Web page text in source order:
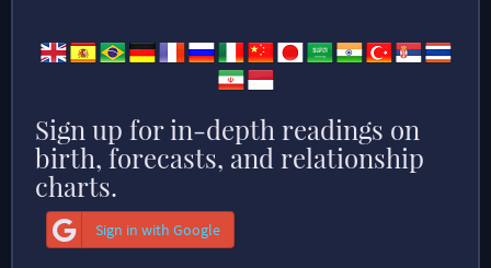
Sign up for in-depth readings on
birth, forecasts, and relationship
charts.
Sign in with Google